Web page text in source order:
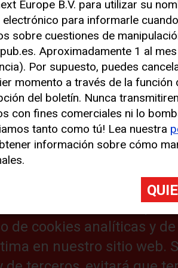
mejorar su
similares (denominadas,
cookies analíticas
web. También
su experiencia en
de ubicación).
en su dispositivo y
Al hacer clic en “Aceptar”,
de cookies analíticas y de
en nuestro sitio web.
6)
Useful links:
Europe B.V. para utilizar su
para informarle
sobre cuestiones de
Aproximadamente 1 al
Por supuesto, puedes
momento a través de la función
del boletín. Nunca
con fines comerciales ni lo
tanto como tú! Lea nuestra
información sobre cómo